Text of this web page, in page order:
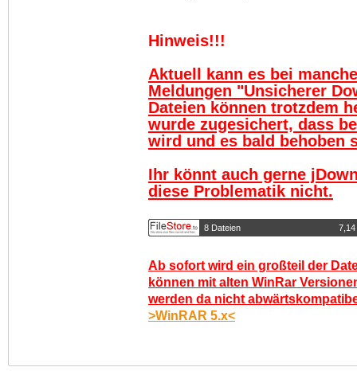
Hinweis!!!
Aktuell kann es bei
Meldungen "Unsicherer
Dateien können trotzdem
wurde zugesichert, dass
wird und es bald behoben
Ihr könnt auch gerne
diese Problematik nicht.
8 Dateien
Ab sofort wird ein großteil der
können mit alten WinRar
werden da nicht
>WinRAR 5.x<